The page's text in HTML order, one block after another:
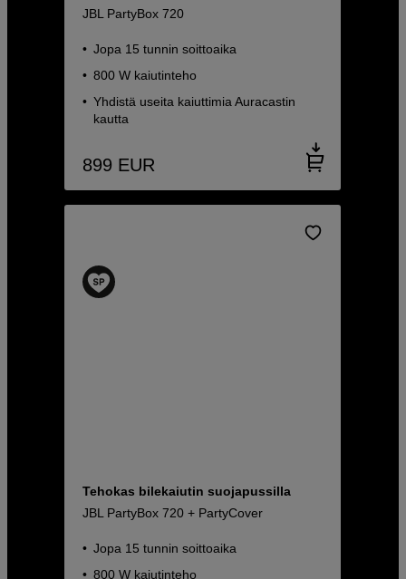
JBL PartyBox 720
Jopa 15 tunnin soittoaika
800 W kaiutinteho
Yhdistä useita kaiuttimia Auracastin
kautta
899 EUR
Tehokas bilekaiutin suojapussilla
JBL PartyBox 720 + PartyCover
Jopa 15 tunnin soittoaika
800 W kaiutinteho